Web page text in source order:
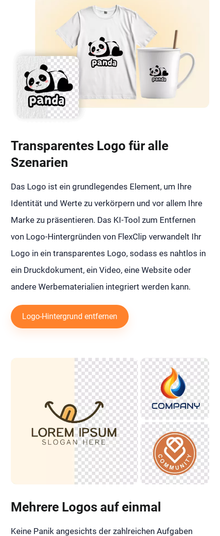
Transparentes Logo für alle
Szenarien
Das Logo ist ein grundlegendes Element, um Ihre
Identität und Werte zu verkörpern und vor allem Ihre
Marke zu präsentieren. Das KI-Tool zum Entfernen
von Logo-Hintergründen von FlexClip verwandelt Ihr
Logo in ein transparentes Logo, sodass es nahtlos in
ein Druckdokument, ein Video, eine Website oder
andere Werbematerialien integriert werden kann.
Logo-Hintergrund entfernen
Mehrere Logos auf einmal
Keine Panik angesichts der zahlreichen Aufgaben